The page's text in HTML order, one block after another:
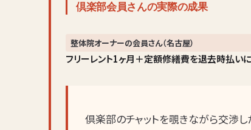
倶楽部会員さんの実際の成果
整体院オーナーの会員さん（名古屋）
フリーレント1ヶ月＋定額修繕費を退去時払
倶楽部のチャットを覗きながら交渉し